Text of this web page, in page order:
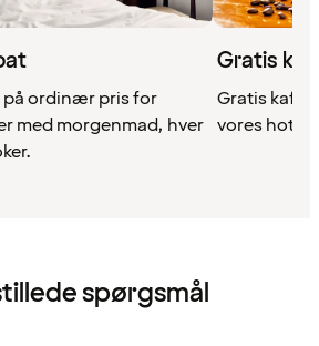
på ordinær pris for
med morgenmad, hver
Gratis
Gratis
vores
spørgsmål